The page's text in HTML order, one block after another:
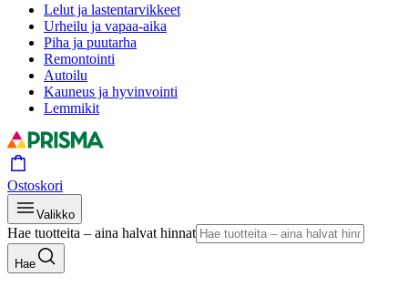
Lelut ja lastentarvikkeet
Urheilu ja vapaa-aika
Piha ja puutarha
Remontointi
Autoilu
Kauneus ja hyvinvointi
Lemmikit
Ostoskori
Valikko
Hae tuotteita – aina halvat hinnat
Hae